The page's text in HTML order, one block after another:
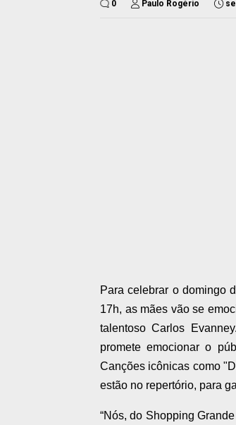
0 Paulo Rogério
Para celebrar o domingo
17h, as mães vão se
talentoso Carlos
promete emocionar o
Canções icônicas como
estão no repertório, para
“Nós, do Shopping